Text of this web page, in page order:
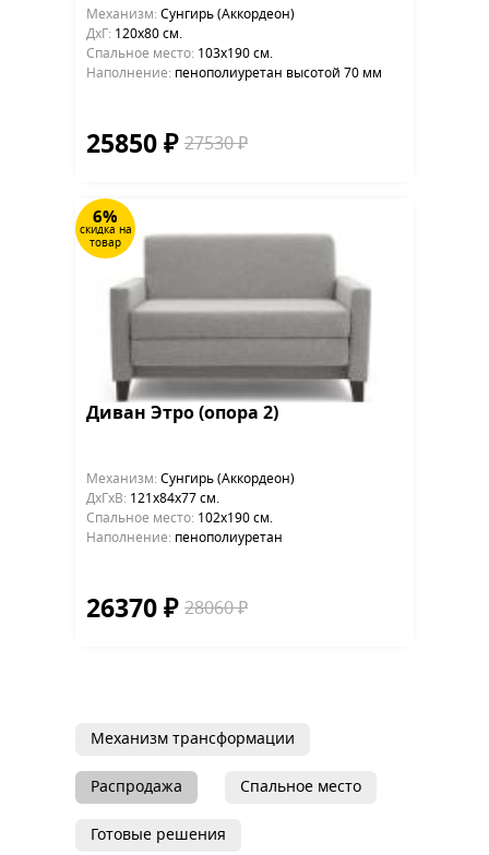
Механизм: Сунгирь (Аккордеон)
ДхГ: 120х80 см.
Cпальное место: 103х190 см.
Наполнение: пенополиуретан высотой 70 мм
25850 ₽ 27530 ₽
6%
скидка на
товар
Диван Этро (опора 2)
Механизм: Сунгирь (Аккордеон)
ДхГхВ: 121х84x77 см.
Cпальное место: 102х190 см.
Наполнение: пенополиуретан
26370 ₽ 28060 ₽
Механизм трансформации
Распродажа Спальное место
Готовые решения